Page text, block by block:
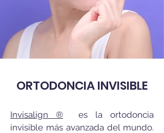
ORTODONCIA INVISIBLE
Invisalign ® es la ortodoncia
invisible más avanzada del mundo.